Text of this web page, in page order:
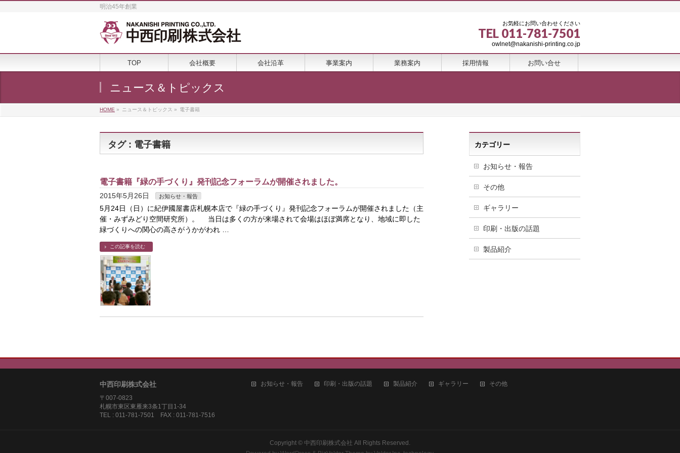
明治45年創業
お気軽にお問い合わせください
TEL 011-781-7501
owlnet@nakanishi-printing.co.jp
TOP 会社概要 会社沿革 事業案内 業務案内 採用情報 お問い合せ
ニュース＆トピックス
HOME » ニュース＆トピックス » 電子書籍
タグ : 電子書籍
電子書籍『緑の手づくり』発刊記念フォーラムが開催されました。
2015年5月26日 お知らせ・報告
5月24日（日）に紀伊國屋書店札幌本店で『緑の手づくり』発刊記念フォーラムが開催されました（主
催・みずみどり空間研究所）。 当日は多くの方が来場されて会場はほぼ満席となり、地域に即した
緑づくりへの関心の高さがうかがわれ …
この記事を読む
カテゴリー
お知らせ・報告
その他
ギャラリー
印刷・出版の話題
製品紹介
中西印刷株式会社
〒007-0823
札幌市東区東雁来3条1丁目1-34
TEL : 011-781-7501 FAX : 011-781-7516
お知らせ・報告 印刷・出版の話題 製品紹介 ギャラリー その他
Copyright © 中西印刷株式会社 All Rights Reserved.